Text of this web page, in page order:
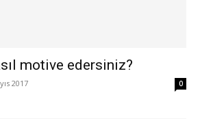
motive edersiniz?
2017 0